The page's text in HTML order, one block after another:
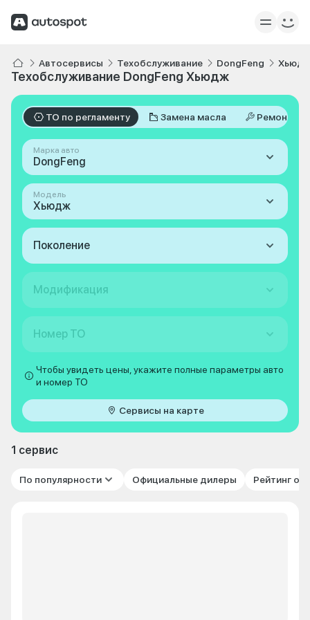
Автосервисы Техобслуживание DongFeng
Техобслуживание DongFeng Хьюдж
ТО по регламенту Замена масла Ремонт
Марка авто
DongFeng
Модель
Хьюдж
Поколение
Модификация
Номер ТО
Чтобы увидеть цены, укажите полные параметры авто
и номер ТО
Сервисы на карте
1 сервис
По популярности Официальные дилеры Рейтинг